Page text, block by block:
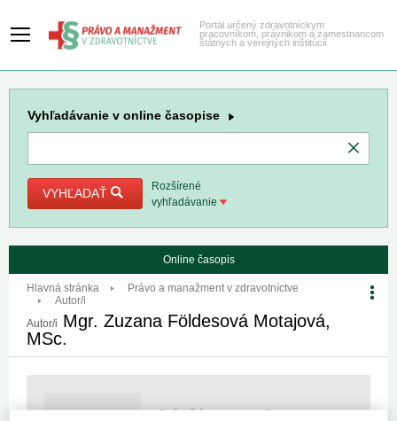
Portál určený zdravotníckym
pracovníkom, právnikom a zamestnancom
štátnych a verejných inštitúcií
Vyhľadávanie v online časopise
VYHĽADAŤ
Rozšírené
vyhľadávanie
Online časopis
Hlavná stránka
Právo a manažment v zdravotníctve
Autor/i
Autor/i Mgr. Zuzana Földesová Motajová,
MSc.
Počet článkov autora: 2